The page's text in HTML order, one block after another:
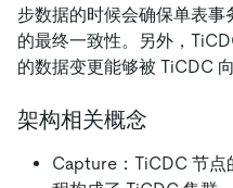
步数据的时候会确保单表
的最终一致性。另外，
的数据变更能够被 TiCDC
架构相关概念
Capture：TiCDC 节